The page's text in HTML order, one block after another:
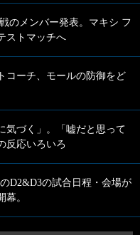
のメンバー発表。マキシ フ
ストマッチへ
コーチ、モールの防御をど
気づく」。「嘘だと思って
反応いろいろ
D2&D3の試合日程・会場が
幕。